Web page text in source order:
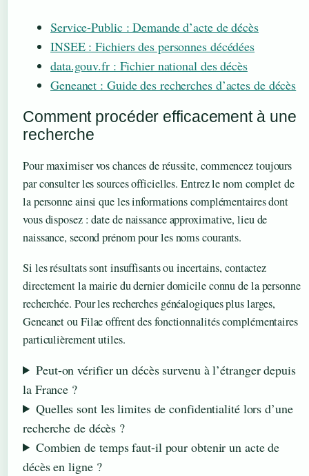
Service-Public : Demande d’acte de décès
INSEE : Fichiers des personnes décédées
data.gouv.fr : Fichier national des décès
Geneanet : Guide des recherches d’actes de décès
Comment procéder efficacement à une
recherche
Pour maximiser vos chances de réussite, commencez toujours
par consulter les sources officielles. Entrez le nom complet de
la personne ainsi que les informations complémentaires dont
vous disposez : date de naissance approximative, lieu de
naissance, second prénom pour les noms courants.
Si les résultats sont insuffisants ou incertains, contactez
directement la mairie du dernier domicile connu de la personne
recherchée. Pour les recherches généalogiques plus larges,
Geneanet ou Filae offrent des fonctionnalités complémentaires
particulièrement utiles.
Peut-on vérifier un décès survenu à l’étranger depuis
la France ?
Quelles sont les limites de confidentialité lors d’une
recherche de décès ?
Combien de temps faut-il pour obtenir un acte de
décès en ligne ?